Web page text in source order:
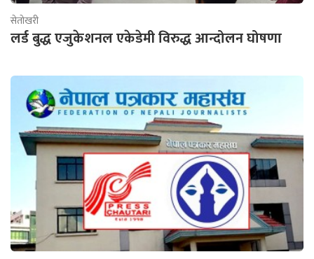
सेतोखरी
लर्ड बुद्ध एजुकेशनल एकेडेमी विरुद्ध आन्दोलन घोषणा